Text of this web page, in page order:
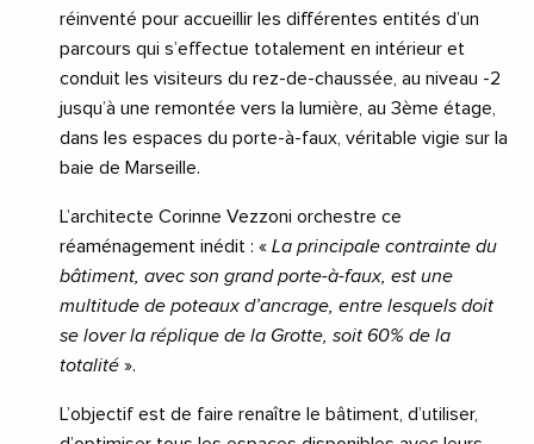
réinventé pour accueillir les différentes entités d’un
parcours qui s’effectue totalement en intérieur et
conduit les visiteurs du rez-de-chaussée, au niveau -2
jusqu’à une remontée vers la lumière, au 3ème étage,
dans les espaces du porte-à-faux, véritable vigie sur la
baie de Marseille.
L’architecte Corinne Vezzoni orchestre ce
réaménagement inédit : « La principale contrainte du
bâtiment, avec son grand porte-à-faux, est une
multitude de poteaux d’ancrage, entre lesquels doit
se lover la réplique de la Grotte, soit 60% de la
totalité ».
L’objectif est de faire renaître le bâtiment, d’utiliser,